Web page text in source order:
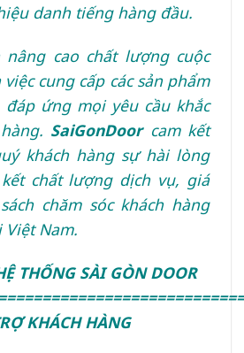
danh tiếng hàng đầu.
cao chất lượng cuộc
cung cấp các sản phẩm
đáp ứng mọi yêu cầu khắc
SaiGonDoorcam kết
khách hàng sự hài lòng
chất lượng dịch vụ, giá
chăm sóc khách hàng
Nam.
THỐNG SÀI GÒN DOOR
KHÁCH HÀNG